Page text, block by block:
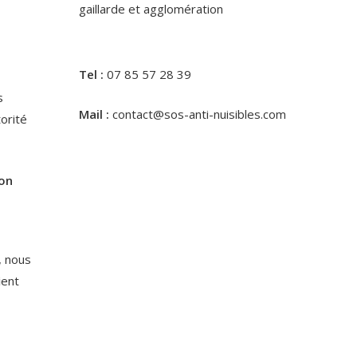
nous
gaillarde et agglomération
Tel : 07 85 57 28 39
Mail : contact@sos-anti-nuisibles.com